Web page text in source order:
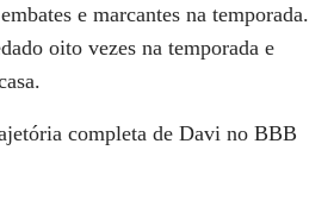
e marcantes na temporada.
oito vezes na temporada e
completa de Davi no BBB